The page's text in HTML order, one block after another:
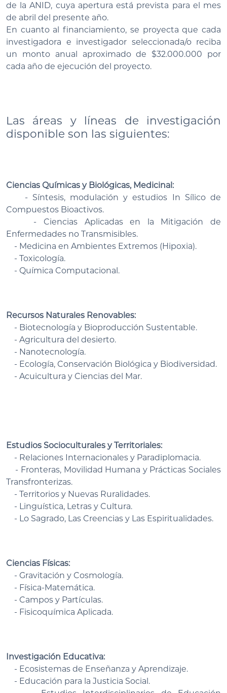
de la ANID, cuya apertura está prevista para el mes
de abril del presente año.
En cuanto al financiamiento, se proyecta que cada
investigadora e investigador seleccionada/o reciba
un monto anual aproximado de $32.000.000 por
cada año de ejecución del proyecto.
Las áreas y líneas de investigación
disponible son las siguientes:
Ciencias Químicas y Biológicas, Medicinal:
- Síntesis, modulación y estudios In Sílico de
Compuestos Bioactivos.
- Ciencias Aplicadas en la Mitigación de
Enfermedades no Transmisibles.
- Medicina en Ambientes Extremos (Hipoxia).
- Toxicología.
- Química Computacional.
Recursos Naturales Renovables:
- Biotecnología y Bioproducción Sustentable.
- Agricultura del desierto.
- Nanotecnología.
- Ecología, Conservación Biológica y Biodiversidad.
- Acuicultura y Ciencias del Mar.
Estudios Socioculturales y Territoriales:
- Relaciones Internacionales y Paradiplomacia.
- Fronteras, Movilidad Humana y Prácticas Sociales
Transfronterizas.
- Territorios y Nuevas Ruralidades.
- Linguística, Letras y Cultura.
- Lo Sagrado, Las Creencias y Las Espiritualidades.
Ciencias Físicas:
- Gravitación y Cosmología.
- Física-Matemática.
- Campos y Partículas.
- Fisicoquímica Aplicada.
Investigación Educativa:
- Ecosistemas de Enseñanza y Aprendizaje.
- Educación para la Justicia Social.